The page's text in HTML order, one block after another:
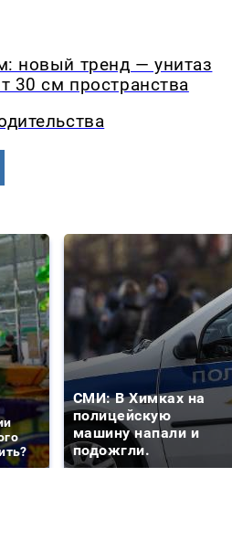
новый тренд — унитаз
30 см пространства
СМИ: В Химках на
полицейскую
машину напали и
подожгли.